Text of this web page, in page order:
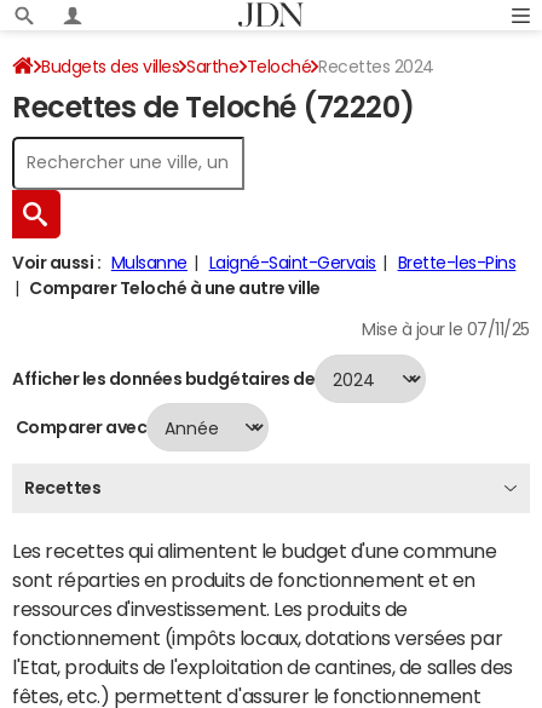
Budgets des villes Sarthe Teloché Recettes 2024
Recettes de Teloché (72220)
Voir aussi : Mulsanne Laigné-Saint-Gervais
Brette-les-Pins
Comparer Teloché à une autre ville
Mise à jour le 07/11/25
Afficher les données budgétaires de
Comparer avec
Recettes
Les recettes qui alimentent le budget d'une commune
sont réparties en produits de fonctionnement et en
ressources d'investissement. Les produits de
fonctionnement (impôts locaux, dotations versées par
l'Etat, produits de l'exploitation de cantines, de salles des
fêtes, etc.) permettent d'assurer le fonctionnement